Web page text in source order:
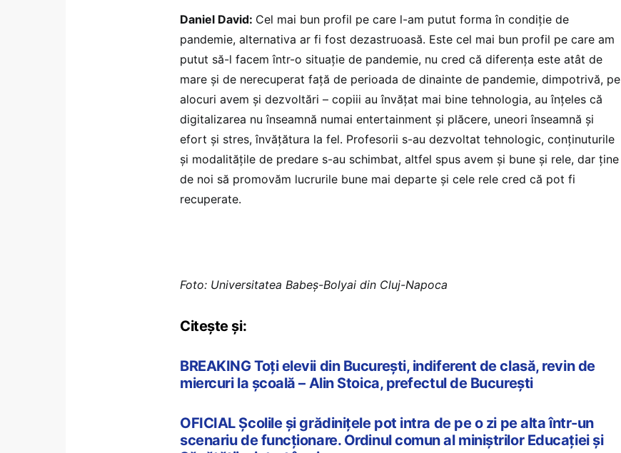
Daniel David: Cel mai bun profil pe care l-am putut forma în condiție de
pandemie, alternativa ar fi fost dezastruoasă. Este cel mai bun profil pe care am
putut să-l facem într-o situație de pandemie, nu cred că diferența este atât de
mare și de nerecuperat față de perioada de dinainte de pandemie, dimpotrivă, pe
alocuri avem și dezvoltări – copiii au învățat mai bine tehnologia, au înțeles că
digitalizarea nu înseamnă numai entertainment și plăcere, uneori înseamnă și
efort și stres, învățătura la fel. Profesorii s-au dezvoltat tehnologic, conținuturile
și modalitățile de predare s-au schimbat, altfel spus avem și bune și rele, dar ține
de noi să promovăm lucrurile bune mai departe și cele rele cred că pot fi
recuperate.
Foto: Universitatea Babeș-Bolyai din Cluj-Napoca
Citește și:
BREAKING Toți elevii din București, indiferent de clasă, revin de
miercuri la școală – Alin Stoica, prefectul de București
OFICIAL Școlile și grădinițele pot intra de pe o zi pe alta într-un
scenariu de funcționare. Ordinul comun al miniștrilor Educației și